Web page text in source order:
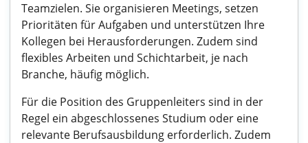
Teamzielen. Sie organisieren Meetings, setzen
Prioritäten für Aufgaben und unterstützen Ihre
Kollegen bei Herausforderungen. Zudem sind
flexibles Arbeiten und Schichtarbeit, je nach
Branche, häufig möglich.
Für die Position des Gruppenleiters sind in der
Regel ein abgeschlossenes Studium oder eine
relevante Berufsausbildung erforderlich. Zudem